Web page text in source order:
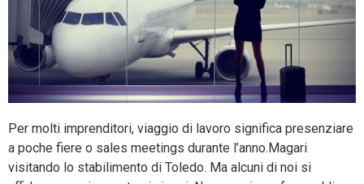
Per molti imprenditori, viaggio di lavoro significa presenziare
a poche fiere o sales meetings durante l’anno.Magari
visitando lo stabilimento di Toledo. Ma alcuni di noi si